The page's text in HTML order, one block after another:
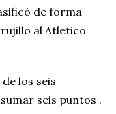
de forma
al Atletico
los seis
seis puntos .